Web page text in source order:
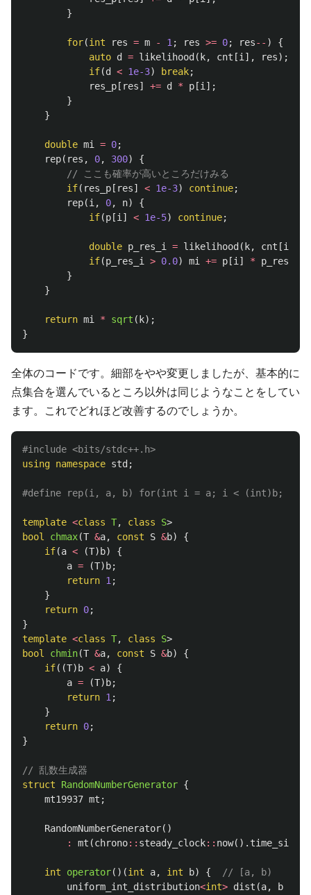
}
for(int res = m - 1 ; res >= 0; res-- )
{
auto d = likelihood ( k, cnt [i ], res);
if(d < 1e-3) break;
res_p [ res] += d * p [i ];
}
}
double mi = 0;
rep( res , 0, 300)
{
// ここも確率が高いところだけみる
if( res_p [ res] < 1e-3) continue;
rep(i , 0, n)
{
if(p [i ] < 1e-5) continue;
double p_res_i = likelihood ( k, cnt [i
if(p_res_i > 0.0) mi += p [i ] * p_res_i
}
}
return mi * sqrt ( k);
}
全体のコードです。細部をやや変更しましたが、基本的に
点集合を選んでいるところ以外は同じようなことをしてい
ます。これでどれほど改善するのでしょうか。
#include <bits/stdc++.h>
using namespace std ;
template <class T, class S>
bool
chmax(T &a, const S &b)
{
if(a < (T) b)
{
a = (T) b;
return 1 ;
}
return 0;
}
template <class T, class S>
bool
chmin(T &a, const S &b)
{
if((T) b < a)
{
a = (T) b;
return 1 ;
}
return 0;
}
// 乱数生成器
struct
RandomNumberGenerator {
mt19937 mt ;
RandomNumberGenerator()
:
mt (chrono:: steady_clock:: now().
int operator()(int a, int b) {
// [a, b)
uniform_int_distribution<int> dist (a, b